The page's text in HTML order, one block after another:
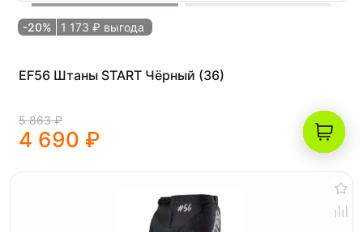
-20% 1 173 ₽ выгода
EF56 Штаны START Чёрный (36)
5 863 ₽
4 690 ₽